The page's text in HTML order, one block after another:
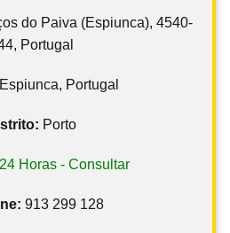
do Paiva (Espiunca), 4540-
Portugal
Espiunca, Portugal
Porto
24 Horas - Consultar
913 299 128